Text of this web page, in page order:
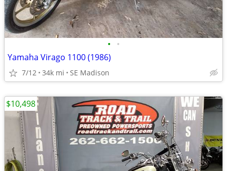
• •
Yamaha Virago 1100 (1986)
7/12 34k mi SE Madison
$10,498